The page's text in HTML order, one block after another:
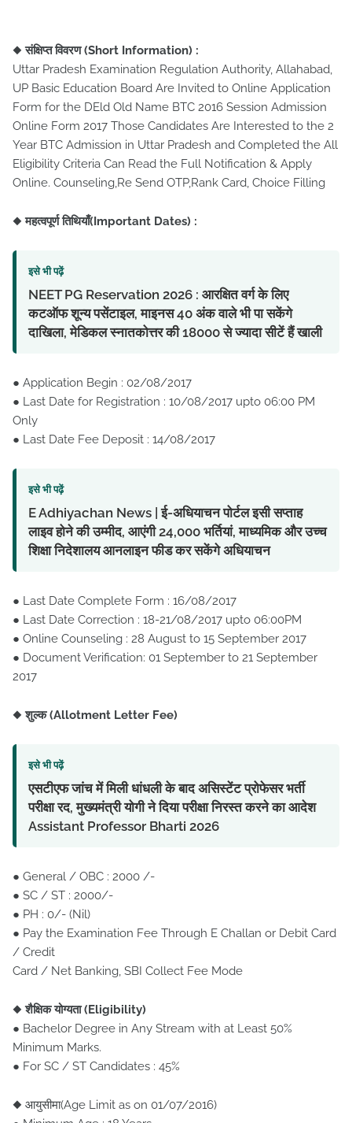
◆संक्षिप्त विवरण (Short Information) :
Uttar Pradesh Examination Regulation Authority, Allahabad,
UP Basic Education Board Are Invited to Online Application
Form for the DEld Old Name BTC 2016 Session Admission
Online Form 2017 Those Candidates Are Interested to the 2
Year BTC Admission in Uttar Pradesh and Completed the All
Eligibility Criteria Can Read the Full Notification & Apply
Online. Counseling,Re Send OTP,Rank Card, Choice Filling
◆महत्वपूर्ण तिथियाँ(Important Dates) :
इसे भी पढ़ें
NEET PG Reservation 2026 : आरक्षित वर्ग के लिए
कटऑफ शून्य पसेंटाइल, माइनस 40 अंक वाले भी पा सकेंगे
दाखिला, मेडिकल स्नातकोत्तर की 18000 से ज्यादा सीटें हैं खाली
● Application Begin : 02/08/2017
● Last Date for Registration : 10/08/2017 upto 06:00 PM
Only
● Last Date Fee Deposit : 14/08/2017
इसे भी पढ़ें
E Adhiyachan News | ई-अधियाचन पोर्टल इसी सप्ताह
लाइव होने की उम्मीद, आएंगी 24,000 भर्तियां, माध्यमिक और उच्च
शिक्षा निदेशालय आनलाइन फीड कर सकेंगे अधियाचन
● Last Date Complete Form : 16/08/2017
● Last Date Correction : 18-21/08/2017 upto 06:00PM
● Online Counseling : 28 August to 15 September 2017
● Document Verification: 01 September to 21 September
2017
◆शुल्क (Allotment Letter Fee)
इसे भी पढ़ें
एसटीएफ जांच में मिली धांधली के बाद असिस्टेंट प्रोफेसर भर्ती
परीक्षा रद, मुख्यमंत्री योगी ने दिया परीक्षा निरस्त करने का आदेश
Assistant Professor Bharti 2026
● General / OBC : 2000 /-
● SC / ST : 2000/-
● PH : 0/- (Nil)
● Pay the Examination Fee Through E Challan or Debit Card
/ Credit
Card / Net Banking, SBI Collect Fee Mode
◆शैक्षिक योग्यता (Eligibility)
● Bachelor Degree in Any Stream with at Least 50%
Minimum Marks.
● For SC / ST Candidates : 45%
◆ आयुसीमा(Age Limit as on 01/07/2016)